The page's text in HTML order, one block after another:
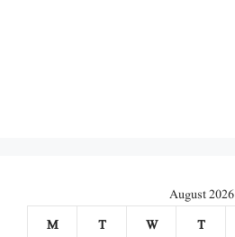
August 2026
M
T W T